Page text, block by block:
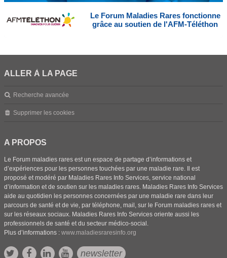
Le Forum Maladies Rares fonctionne
grâce au soutien de l'AFM-Téléthon
ALLER À LA PAGE
Recherche avancée
Supprimer les cookies
A PROPOS
Le Forum maladies rares est un espace de partage d’informations et
d’expériences pour les personnes touchées par une maladie rare. Il est
proposé et modéré par Maladies Rares Info Services, service national
d’information et de soutien sur les maladies rares. Maladies Rares Info Services
aide au quotidien les personnes concernées par une maladie rare dans leur
parcours de santé et de vie, par téléphone, mail, sur le Forum maladies rares et
sur les réseaux sociaux. Maladies Rares Info Services oriente aussi les
professionnels de santé et du secteur médico-social.
Plus d’informations : www.maladiesraresinfo.org
newsletter